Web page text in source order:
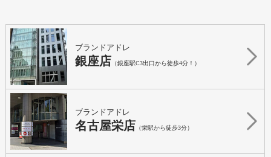
ブランドアドレ
銀座店 （銀座駅C3出口から徒歩4分！）
ブランドアドレ
名古屋栄店 （栄駅から徒歩3分）